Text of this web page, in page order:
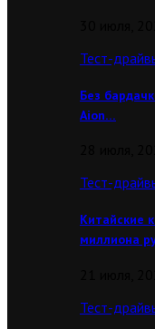
Тест-
Без
Aion…
Тест-
Китайские
миллиона
Тест-